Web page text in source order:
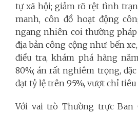
tự xã hội; giảm rõ rệt tình
manh, côn đồ hoạt động
ngang nhiên coi thường
địa bản công cộng như: bến
điều tra, khám phá hãng
80%; án rất nghiêm trọng,
đạt tỷ lệ trên 95%, vượt chỉ tiêu
Với vai trò Thường trực Ban